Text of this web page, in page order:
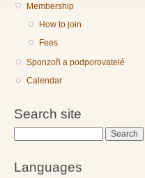
Membership
How to join
Fees
Sponzoři a podporovatelé
Calendar
Search site
Languages